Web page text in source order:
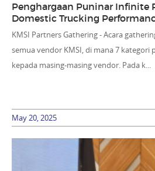
Penghargaan Puninar Infinite
Domestic Trucking
KMSI Partners Gathering - Acara
semua vendor KMSI, di mana 7 kategori
kepada masing-masing vendor. Pada k...
May 20, 2025